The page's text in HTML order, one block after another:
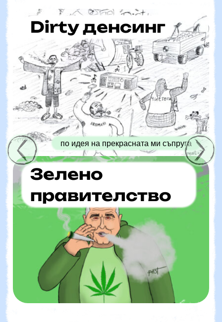
Dirty денсинг
по идея на прекрасната ми съпруга
Зелено
правителство